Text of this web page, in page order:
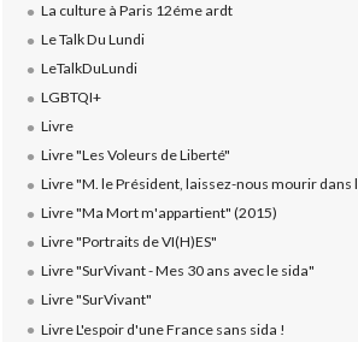
La culture à Paris 12éme ardt
Le Talk Du Lundi
LeTalkDuLundi
LGBTQI+
Livre
Livre "Les Voleurs de Liberté"
Livre "M. le Président, laissez-nous mourir dans l
Livre "Ma Mort m'appartient" (2015)
Livre "Portraits de VI(H)ES"
Livre "SurVivant - Mes 30 ans avec le sida"
Livre "SurVivant"
Livre L'espoir d'une France sans sida !